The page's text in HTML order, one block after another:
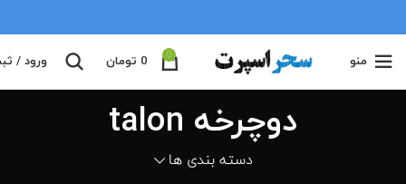
منو 0
0 تومان ورود /
دوچرخه talon
دسته بندی ها